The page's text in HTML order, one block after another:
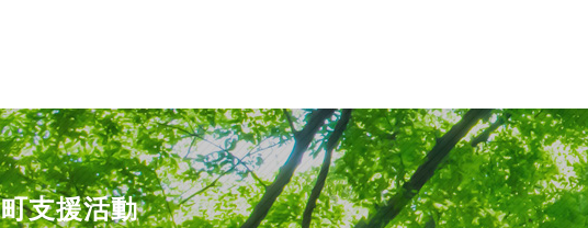
支援活動